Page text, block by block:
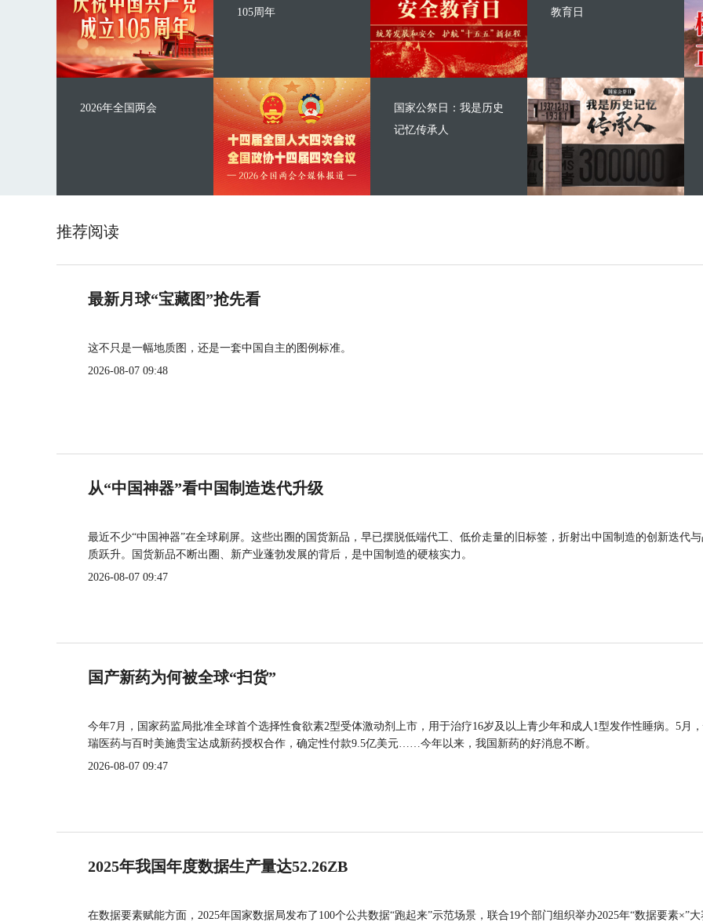
105周年
2026年全国两会
教育日
国家公祭日：我是历史
记忆传承人
推荐阅读
最新月球“宝藏图”抢先看
这不只是一幅地质图，还是一套中国自主的图例标准。
2026-08-07 09:48
从“中国神器”看中国制造迭代升级
最近不少“中国神器”在全球刷屏。这些出圈的国货新品，早已摆脱低端代工、低价走量的旧标签，折射出中国制造的创新迭代
质跃升。国货新品不断出圈、新产业蓬勃发展的背后，是中国制造的硬核实力。
2026-08-07 09:47
国产新药为何被全球“扫货”
今年7月，国家药监局批准全球首个选择性食欲素2型受体激动剂上市，用于治疗16岁及以上青少年和成人1型发作性睡病。5月
瑞医药与百时美施贵宝达成新药授权合作，确定性付款9.5亿美元……今年以来，我国新药的好消息不断。
2026-08-07 09:47
2025年我国年度数据生产量达52.26ZB
在数据要素赋能方面，2025年国家数据局发布了100个公共数据“跑起来”示范场景，联合19个部门组织举办2025年“数据要素×”大